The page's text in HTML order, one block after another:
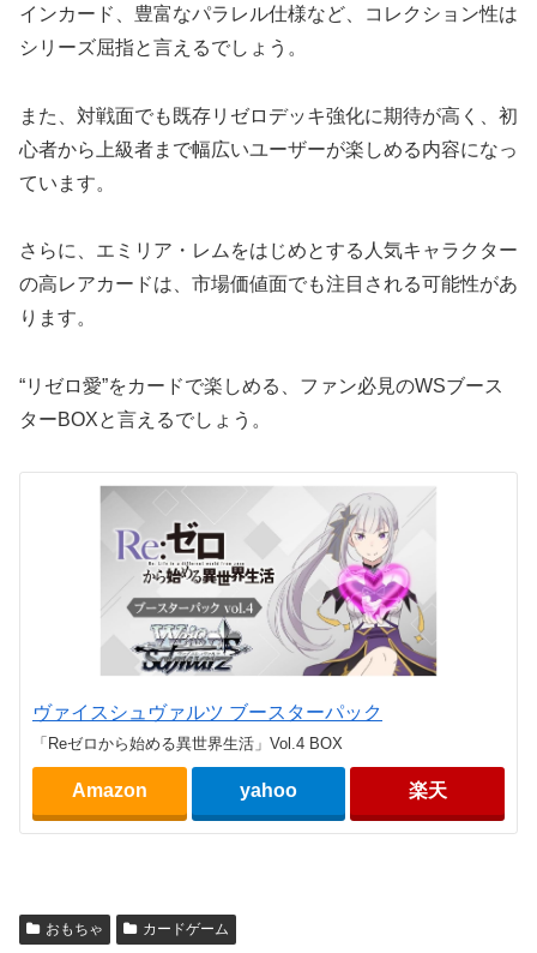
インカード、豊富なパラレル仕様など、コレクション性は
シリーズ屈指と言えるでしょう。
また、対戦面でも既存リゼロデッキ強化に期待が高く、初
心者から上級者まで幅広いユーザーが楽しめる内容になっ
ています。
さらに、エミリア・レムをはじめとする人気キャラクター
の高レアカードは、市場価値面でも注目される可能性があ
ります。
“リゼロ愛”をカードで楽しめる、ファン必見のWSブース
ターBOXと言えるでしょう。
ヴァイスシュヴァルツ ブースターパック
「Reゼロから始める異世界生活」Vol.4 BOX
Amazon yahoo 楽天
おもちゃ カードゲーム